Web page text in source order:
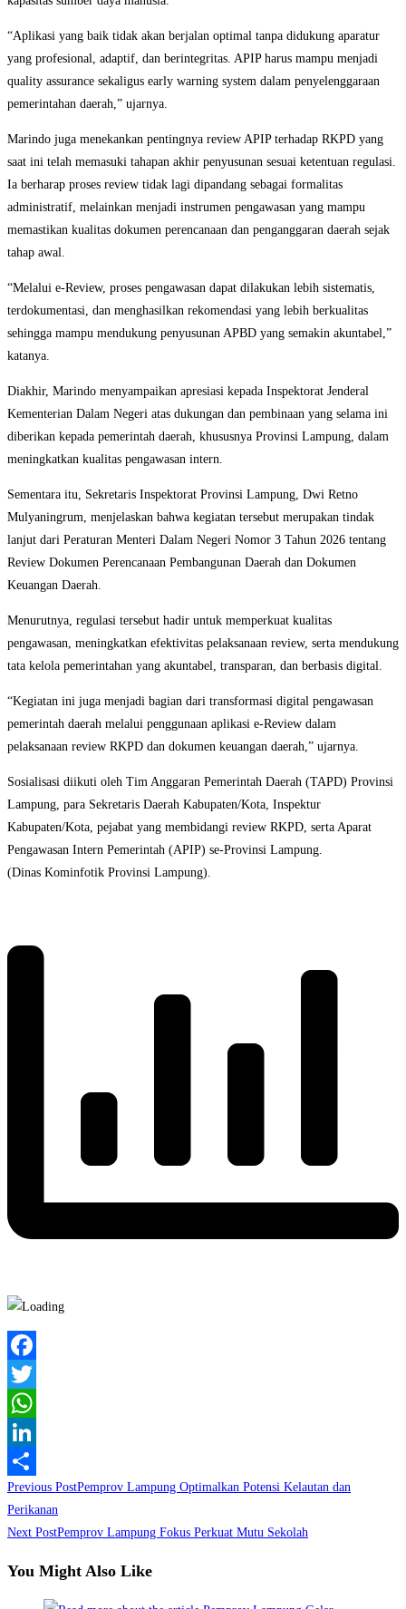
“Aplikasi yang baik tidak akan berjalan optimal tanpa didukung aparatur
yang profesional, adaptif, dan berintegritas. APIP harus mampu menjadi
quality assurance sekaligus early warning system dalam penyelenggaraan
pemerintahan daerah,” ujarnya.
Marindo juga menekankan pentingnya review APIP terhadap RKPD yang
saat ini telah memasuki tahapan akhir penyusunan sesuai ketentuan regulasi.
Ia berharap proses review tidak lagi dipandang sebagai formalitas
administratif, melainkan menjadi instrumen pengawasan yang mampu
memastikan kualitas dokumen perencanaan dan penganggaran daerah sejak
tahap awal.
“Melalui e-Review, proses pengawasan dapat dilakukan lebih sistematis,
terdokumentasi, dan menghasilkan rekomendasi yang lebih berkualitas
sehingga mampu mendukung penyusunan APBD yang semakin akuntabel,”
katanya.
Diakhir, Marindo menyampaikan apresiasi kepada Inspektorat Jenderal
Kementerian Dalam Negeri atas dukungan dan pembinaan yang selama ini
diberikan kepada pemerintah daerah, khususnya Provinsi Lampung, dalam
meningkatkan kualitas pengawasan intern.
Sementara itu, Sekretaris Inspektorat Provinsi Lampung, Dwi Retno
Mulyaningrum, menjelaskan bahwa kegiatan tersebut merupakan tindak
lanjut dari Peraturan Menteri Dalam Negeri Nomor 3 Tahun 2026 tentang
Review Dokumen Perencanaan Pembangunan Daerah dan Dokumen
Keuangan Daerah.
Menurutnya, regulasi tersebut hadir untuk memperkuat kualitas
pengawasan, meningkatkan efektivitas pelaksanaan review, serta mendukung
tata kelola pemerintahan yang akuntabel, transparan, dan berbasis digital.
“Kegiatan ini juga menjadi bagian dari transformasi digital pengawasan
pemerintah daerah melalui penggunaan aplikasi e-Review dalam
pelaksanaan review RKPD dan dokumen keuangan daerah,” ujarnya.
Sosialisasi diikuti oleh Tim Anggaran Pemerintah Daerah (TAPD) Provinsi
Lampung, para Sekretaris Daerah Kabupaten/Kota, Inspektur
Kabupaten/Kota, pejabat yang membidangi review RKPD, serta Aparat
Pengawasan Intern Pemerintah (APIP) se-Provinsi Lampung.
(Dinas Kominfotik Provinsi Lampung).
Facebook
Twitter
WhatsApp
LinkedIn
Share
Read
more
articles
Previous PostPemprov Lampung Optimalkan Potensi Kelautan dan
Perikanan
Next PostPemprov Lampung Fokus Perkuat Mutu Sekolah
You Might Also Like